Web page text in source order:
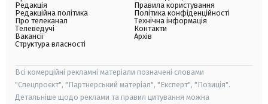
Редакція
Редакційна політика
Про телеканал
Телеведучі
Вакансії
Структура власності
Правила користування
Політика конфіденційності
Технічна інформація
Контакти
Архів
Всі комерційні рекламні матеріали позначені словами
"Спецпроєкт", "Партнерський матеріал", "Експерт", "Позиція".
Детальніше щодо реклами та правил цитування можна